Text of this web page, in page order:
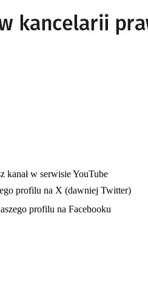
karcie
w nowej karcie
kanał w serwisie YouTube
profilu na X (dawniej Twitter)
w nowej karcieprofilu na Facebooku